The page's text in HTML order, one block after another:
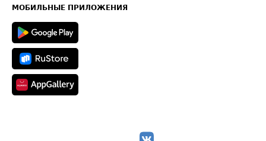
Техническая информация
МОБИЛЬНЫЕ ПРИЛОЖЕНИЯ